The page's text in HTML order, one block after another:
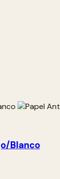
Blanco